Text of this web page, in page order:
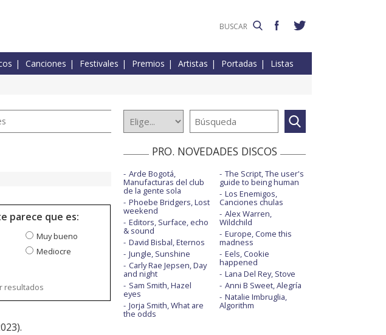
Canciones Festivales Premios Artistas Portadas Listas
parece que es:
Muy bueno
Mediocre
resultados
PRO. NOVEDADES DISCOS
Arde Bogotá,
Manufacturas del club
de la gente sola
Phoebe Bridgers, Lost
weekend
Editors, Surface, echo
& sound
David Bisbal, Eternos
Jungle, Sunshine
Carly Rae Jepsen, Day
and night
Sam Smith, Hazel
eyes
Jorja Smith, What are
the odds
The Script, The user's
guide to being human
Los Enemigos,
Canciones chulas
Alex Warren,
Wildchild
Europe, Come this
madness
Eels, Cookie
happened
Lana Del Rey, Stove
Anni B Sweet, Alegría
Natalie Imbruglia,
Algorithm